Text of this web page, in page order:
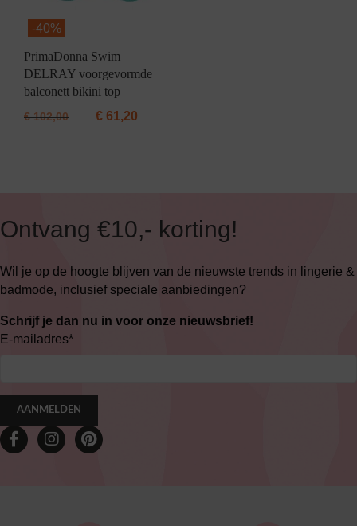
-40%
PrimaDonna Swim
DELRAY voorgevormde
balconett bikini top
€102,00 € 61,20
Ontvang €10,- korting!
Wil je op de hoogte blijven van de nieuwste trends in lingerie &
badmode, inclusief speciale aanbiedingen?
Schrijf je dan nu in voor onze nieuwsbrief!
E-mailadres*
AANMELDEN